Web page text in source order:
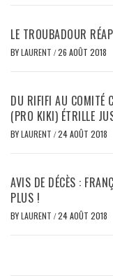
LE TROUBADOUR
BYLAURENT /26 AOÛT 2018
DU RIFIFI AU COMITÉ
(PRO KIKI) ÉTRILLE
BYLAURENT /24 AOÛT 2018
AVIS DE DÉCÈS :
PLUS !
BYLAURENT /24 AOÛT 2018